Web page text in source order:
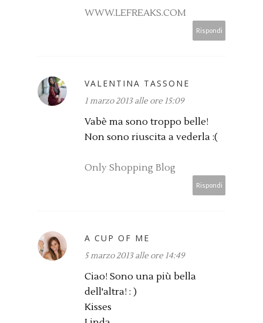
WWW.LEFREAKS.COM
Rispondi
VALENTINA TASSONE
1 marzo 2013 alle ore 15:09
Vabè ma sono troppo belle!
Non sono riuscita a vederla :(
Only Shopping Blog
Rispondi
A CUP OF ME
5 marzo 2013 alle ore 14:49
Ciao! Sono una più bella
dell'altra! : )
Kisses